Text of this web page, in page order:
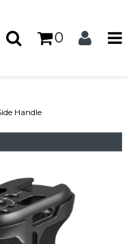
0
Handle